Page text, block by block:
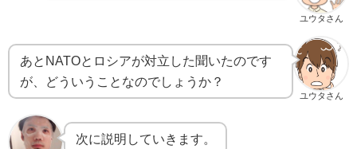
ユウタさん
ユウタさん
あとNATOとロシアが対立した聞いたのです
が、どういうことなのでしょうか？
次に説明していきます。